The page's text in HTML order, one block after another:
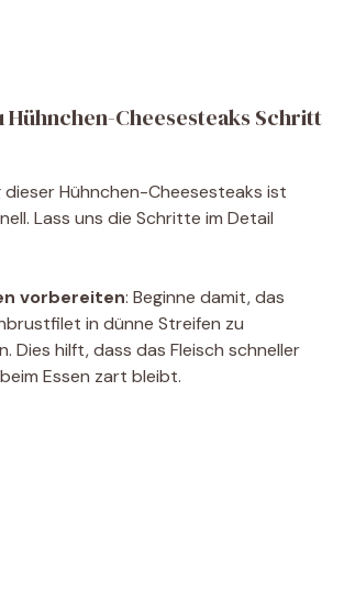
Hühnchen-Cheesesteaks Schritt
Hühnchen-Cheesesteaks ist
Lass uns die Schritte im Detail
vorbereiten: Beginne damit, das
in dünne Streifen zu
Dies hilft, dass das Fleisch schneller
Essen zart bleibt.